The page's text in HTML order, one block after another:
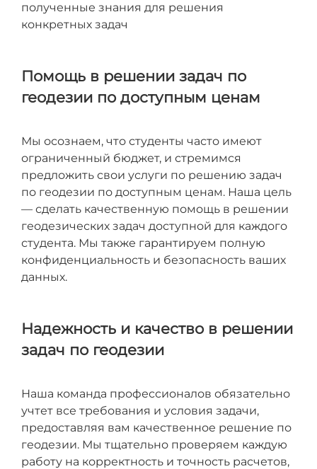
полученные знания для решения
конкретных задач
Помощь в решении задач по
геодезии по доступным ценам
Мы осознаем, что студенты часто имеют
ограниченный бюджет, и стремимся
предложить свои услуги по решению задач
по геодезии по доступным ценам. Наша цель
— сделать качественную помощь в решении
геодезических задач доступной для каждого
студента. Мы также гарантируем полную
конфиденциальность и безопасность ваших
данных.
Надежность и качество в решении
задач по геодезии
Наша команда профессионалов обязательно
учтет все требования и условия задачи,
предоставляя вам качественное решение по
геодезии. Мы тщательно проверяем каждую
работу на корректность и точность расчетов,